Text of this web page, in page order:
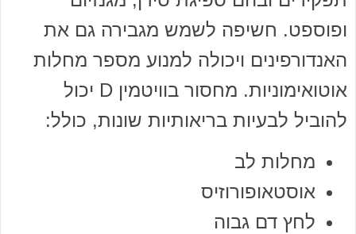
ופוספט. חשיפה לשמש מגבירה גם את
האנדורפינים ויכולה למנוע מספר מחלות
אוטואימוניות. מחסור בוויטמין D יכול
להוביל לבעיות בריאותיות שונות, כולל:
מחלות לב
אוסטאופורוזיס
לחץ דם גבוה